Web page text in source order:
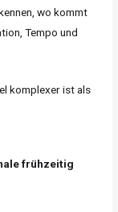
wo kommt
Tempo und
komplexer ist als
frühzeitig